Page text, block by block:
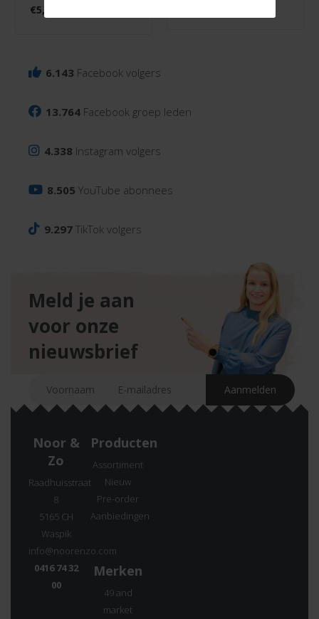
€5,99
6.143 Facebook volgers
13.764 Facebook groep leden
4.338 Instagram volgers
8.505 YouTube abonnees
9.297 TikTok volgers
Meld je aan
voor onze
nieuwsbrief
Noor &
Zo
Raadhuisstraat
8
5165 CH
Waspik
info@noorenzo.com
0416 74 32
00
Producten
Assortiment
Nieuw
Pre-order
Aanbiedingen
Merken
49 and
market